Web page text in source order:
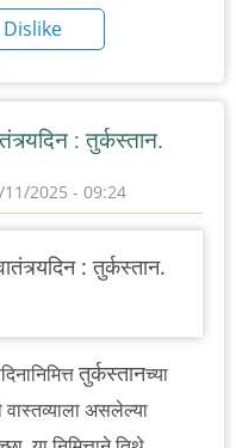
Dislike
: तुर्कस्तान.
2025 - 09:24
: तुर्कस्तान.
तुर्कस्तानच्या
वास्तव्याला असलेल्या